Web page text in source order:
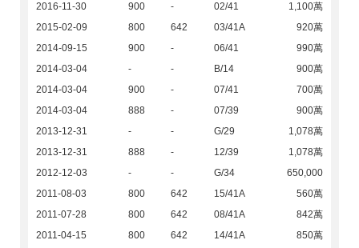
2016-11-30
900 - 02/41
1,100萬
2015-02-09
800 642 03/41A
920萬
2014-09-15
900 - 06/41
990萬
2014-03-04
- - B/14
900萬
2014-03-04
900 - 07/41
700萬
2014-03-04
888 - 07/39
900萬
2013-12-31
- - G/29
1,078萬
2013-12-31
888 - 12/39
1,078萬
2012-12-03
- - G/34
650,000
2011-08-03
800 642 15/41A
560萬
2011-07-28
800 642 08/41A
842萬
2011-04-15
800 642 14/41A 850萬